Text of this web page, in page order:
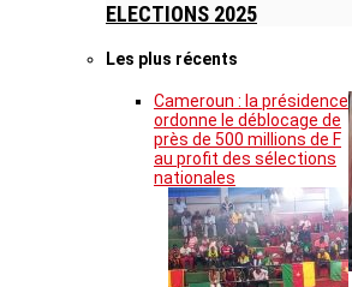
ELECTIONS 2025
Les plus récents
Cameroun : la présidence
ordonne le déblocage de
près de 500 millions de F
au profit des sélections
nationales